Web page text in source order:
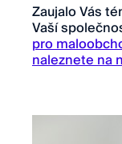
Zaujalo Vás
Vaší
pro
naleznete na